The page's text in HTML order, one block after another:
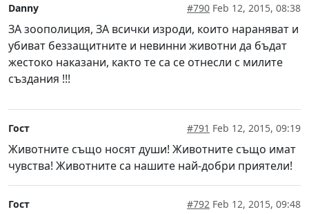
Danny #790 Feb 12, 2015, 08:38
ЗА зоополиция, ЗА всички изроди, които нараняват и
убиват беззащитните и невинни животни да бъдат
жестоко наказани, както те са се отнесли с милите
създания !!!
Гост #791 Feb 12, 2015, 09:19
Животните също носят души! Животните също имат
чувства! Животните са нашите най-добри приятели!
Гост #792 Feb 12, 2015, 09:48